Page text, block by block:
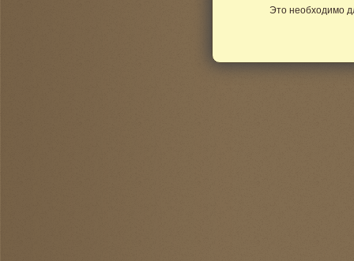
Это необходимо